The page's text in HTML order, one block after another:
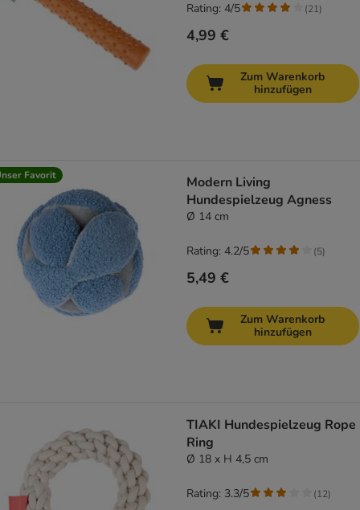
4,99 €
Rating: 4/5 (21)
Zum Warenkorb
hinzufügen
Favorit
Modern Living
Hundespielzeug Agness
Ø 14 cm
5,49 €
Rating: 4.2/5 (5)
Zum Warenkorb
hinzufügen
TIAKI Hundespielzeug Rope
Ring
Ø 18 x H 4,5 cm
Rating: 3.3/5 (12)